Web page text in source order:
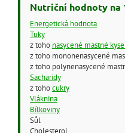
Nutriční hodnoty na
Energetická hodnota
Tuky
z toho nasycené mastné
z toho mononenasycené
z toho polynenasycené
Sacharidy
z tohocukry
Vláknina
Bílkoviny
Sůl
Cholesterol